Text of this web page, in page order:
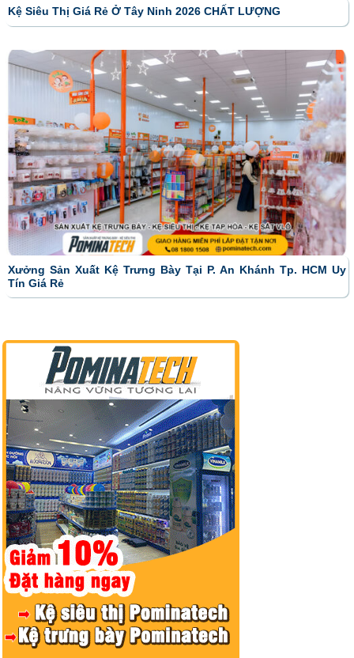
Kệ Siêu Thị Giá Rẻ Ở Tây Ninh 2026 CHẤT LƯỢNG
Xưởng Sản Xuất Kệ Trưng Bày Tại P. An Khánh Tp. HCM Uy
Tín Giá Rẻ